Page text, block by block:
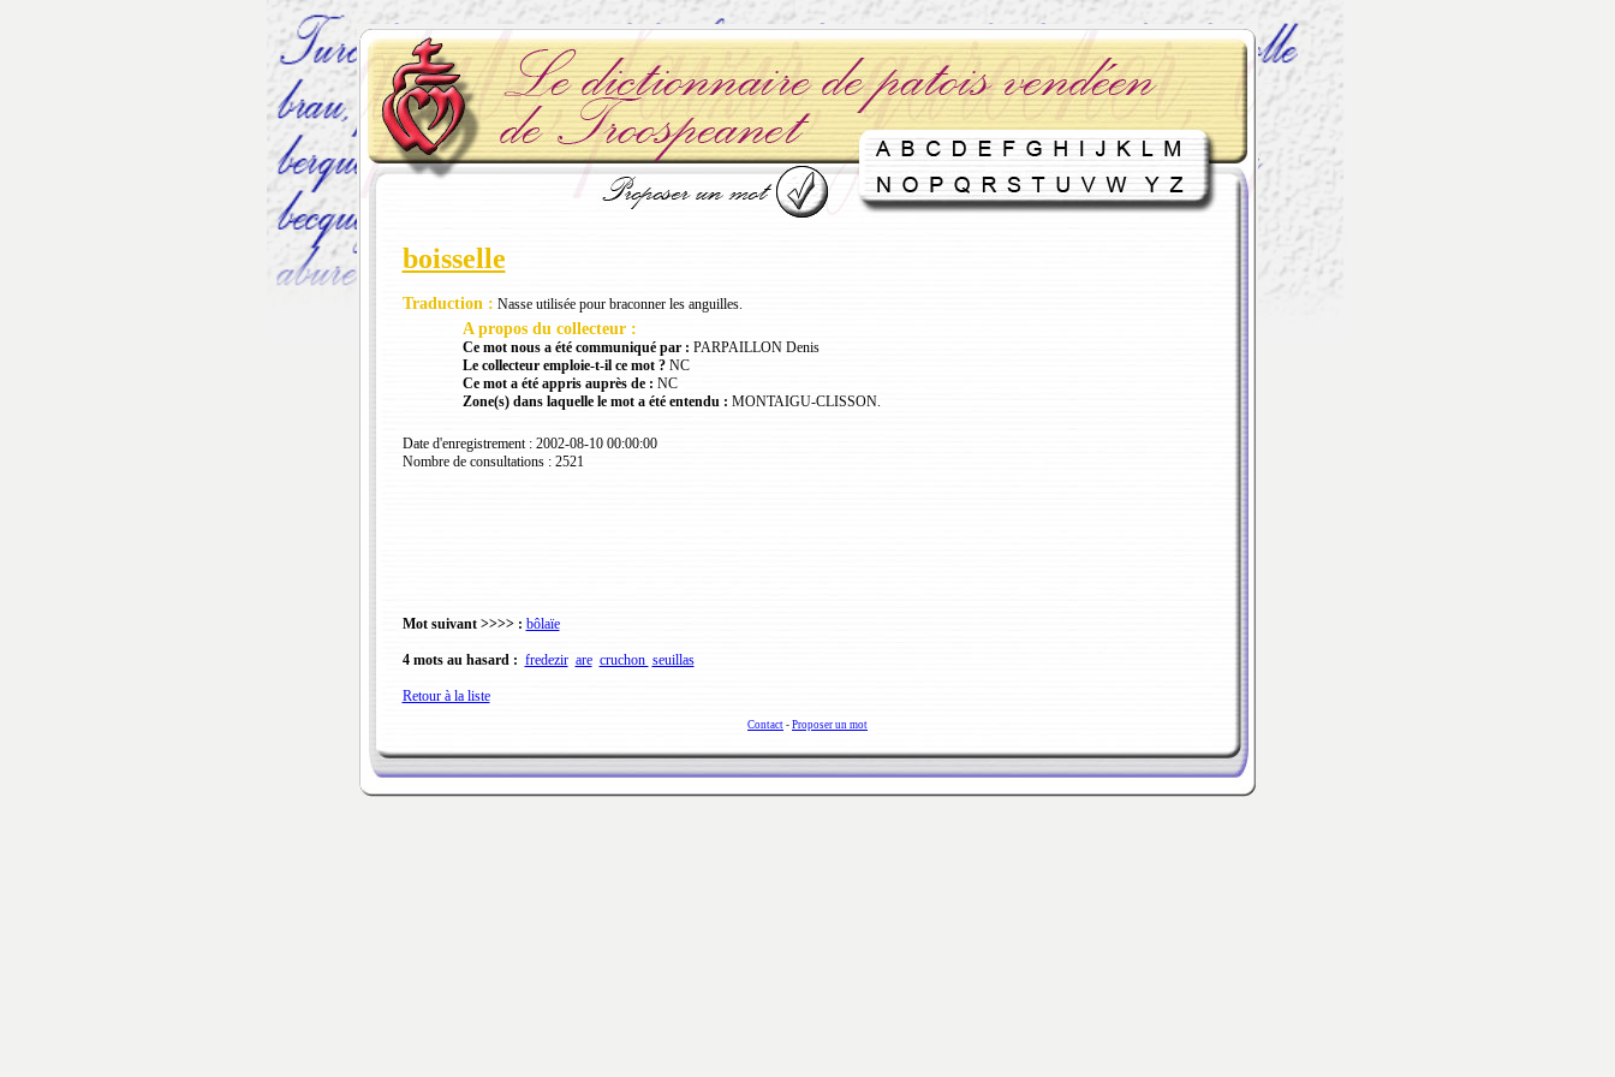
boisselle
Traduction : Nasse utilisée pour braconner les anguilles.
A propos du collecteur :
Ce mot nous a été communiqué par : PARPAILLON Denis
Le collecteur emploie-t-il ce mot ?NC
Ce mot a été appris auprès de : NC
Zone(s) dans laquelle le mot a été entendu : MONTAIGU-CLISSON.
Date d'enregistrement : 2002-08-10 00:00:00
Nombre de consultations : 2521
Mot suivant >>>> : bôlaïe
4 mots au hasard : fredezir are cruchon seuillas
Retour à la liste
Contact - Proposer un mot